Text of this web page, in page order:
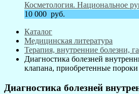
Косметология. Национальное
10 000 руб.
Каталог
Медицинская литература
Терапия, внутренние болезни,
Диагностика болезней
клапана, приобретенные
Диагностика болезней